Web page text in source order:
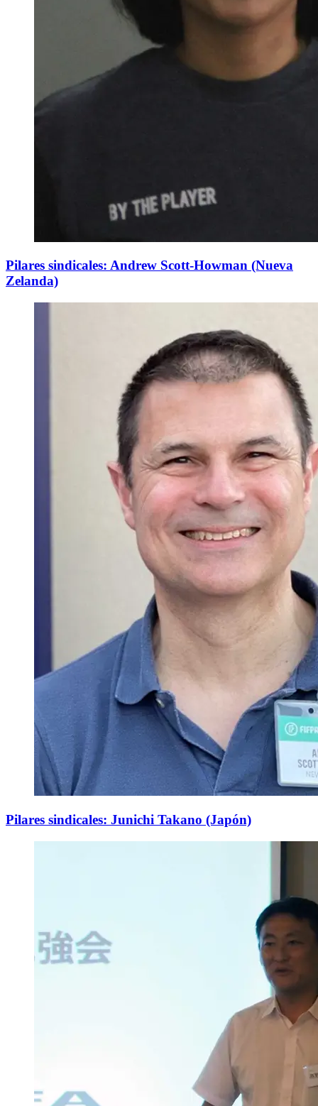
Pilares sindicales: Andrew Scott-Howman (Nueva
Zelanda)
Pilares sindicales: Junichi Takano (Japón)